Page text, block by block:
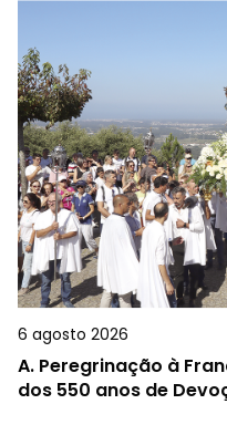
6 agosto 2026
A. Peregrinação à
dos 550 anos de